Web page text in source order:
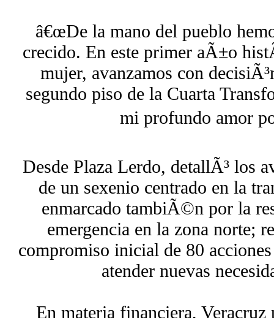
â€œDe la mano del pueblo
crecido. En este primer aÃ±o
mujer, avanzamos con
segundo piso de la Cuarta
mi profundo amor
Desde Plaza Lerdo, detallÃ³ los
de un sexenio centrado en la
enmarcado tambiÃ©n por la
emergencia en la zona norte;
compromiso inicial de 80
atender nuevas
En materia financiera, Veracruz